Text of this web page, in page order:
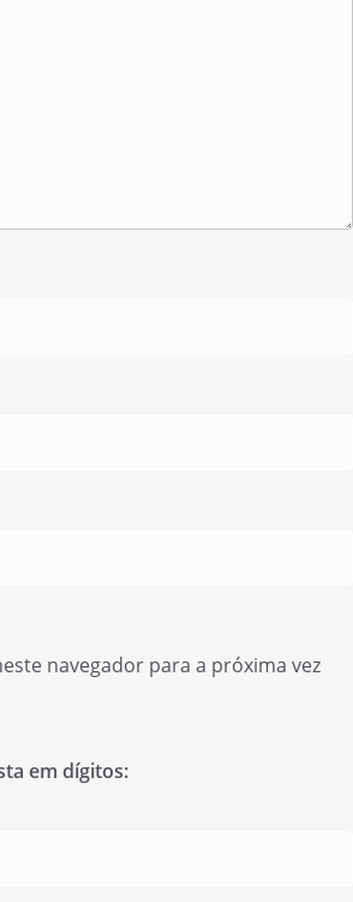
navegador para a próxima vez
em dígitos: